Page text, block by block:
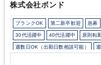
可能です！・アルバイトとし
とと、代表がBig4出身でBig4
マットで統一されているこ
帰社される方がほとんどです
定ではございますが、入力
株式会社ボンド
ブランクOK 第二新卒歓迎 急募
30代活躍中 40代活躍中 原則転
週数日OK（出勤日数相談可能）